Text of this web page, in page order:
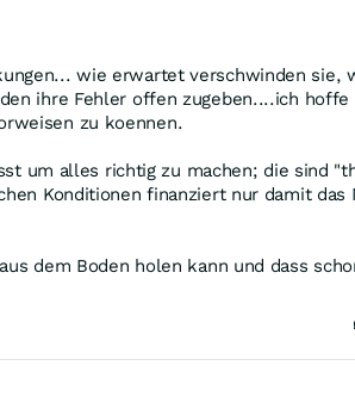
wie erwartet verschwinden sie,
ihre Fehler offen zugeben....ich
zu koennen.
um alles richtig zu machen; die sind
Konditionen finanziert nur damit
dem Boden holen kann und dass